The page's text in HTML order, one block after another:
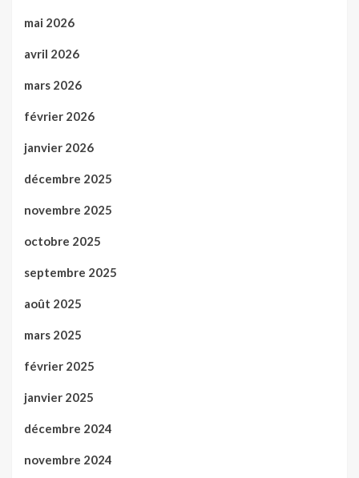
mai 2026
avril 2026
mars 2026
février 2026
janvier 2026
décembre 2025
novembre 2025
octobre 2025
septembre 2025
août 2025
mars 2025
février 2025
janvier 2025
décembre 2024
novembre 2024